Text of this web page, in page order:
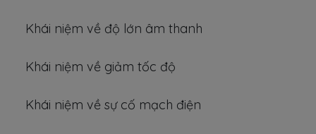
Khái niệm về độ lớn âm thanh
Khái niệm về giảm tốc độ
Khái niệm về sự cố mạch điện